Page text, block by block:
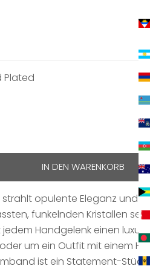
Plated
IN DEN WARENKORB
strahlt opulente Eleganz und
funkelnden Kristallen
Handgelenk einen
um ein Outfit mit einem
ist ein Statement-Stück,